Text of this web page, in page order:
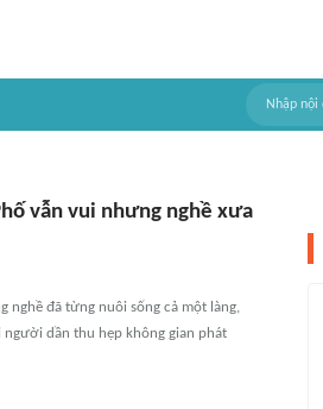
vẫn vui nhưng nghề xưa
nghề đã từng nuôi sống cả một làng,
dần thu hẹp không gian phát